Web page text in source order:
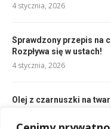
4 stycznia, 2026
Sprawdzony przepis na
Rozpływa się w ustach!
4 stycznia, 2026
Olej z czarnuszki na
18 stycznia, 2026